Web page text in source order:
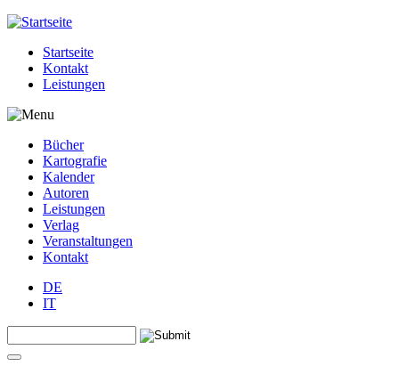
Jump to navigation
Startseite
Kontakt
Leistungen
Bücher
Kartografie
Kalender
Autoren
Leistungen
Verlag
Veranstaltungen
Kontakt
DE
IT
Suchformular